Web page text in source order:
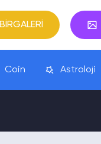
BİRGALERİ
Coin Astroloji